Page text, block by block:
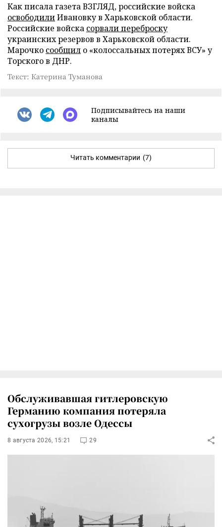
Как писала газета ВЗГЛЯД, российские войска
освободилиИвановку в Харьковской области.
Российские войска сорвали переброску
украинских резервов в Харьковской области.
Марочко сообщил о «колоссальных потерях ВСУ» у
Торского в ДНР.
Текст: Катерина Туманова
Подписывайтесь на наши
каналы
Читать комментарии (7)
Обслуживавшая гитлеровскую
Германию компания потеряла
сухогрузы возле Одессы
8 августа 2026, 15:21 29